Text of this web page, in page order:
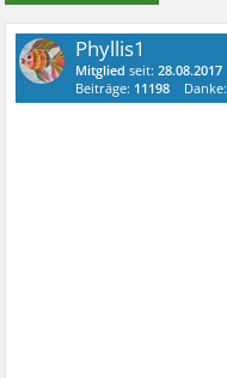
Phyllis1
Mitglied seit:28.08.2017
Beiträge: 11198 Danke: